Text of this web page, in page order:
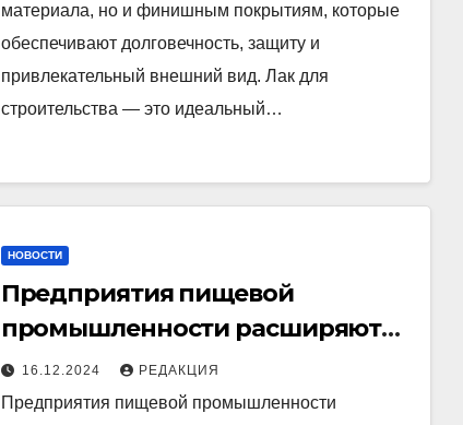
материала, но и финишным покрытиям, которые
обеспечивают долговечность, защиту и
привлекательный внешний вид. Лак для
строительства — это идеальный…
НОВОСТИ
Предприятия пищевой
промышленности расширяют
собственные логистические
возможности
16.12.2024 РЕДАКЦИЯ
Предприятия пищевой промышленности